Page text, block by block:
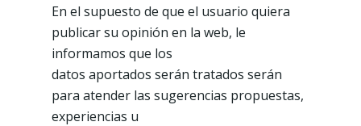
En el supuesto de que el usuario quiera
publicar su opinión en la web, le
informamos que los
datos aportados serán tratados serán
para atender las sugerencias propuestas,
experiencias u